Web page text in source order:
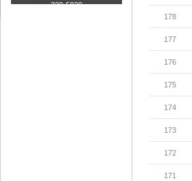
320-5820
178
177
176
175
174
173
172
171